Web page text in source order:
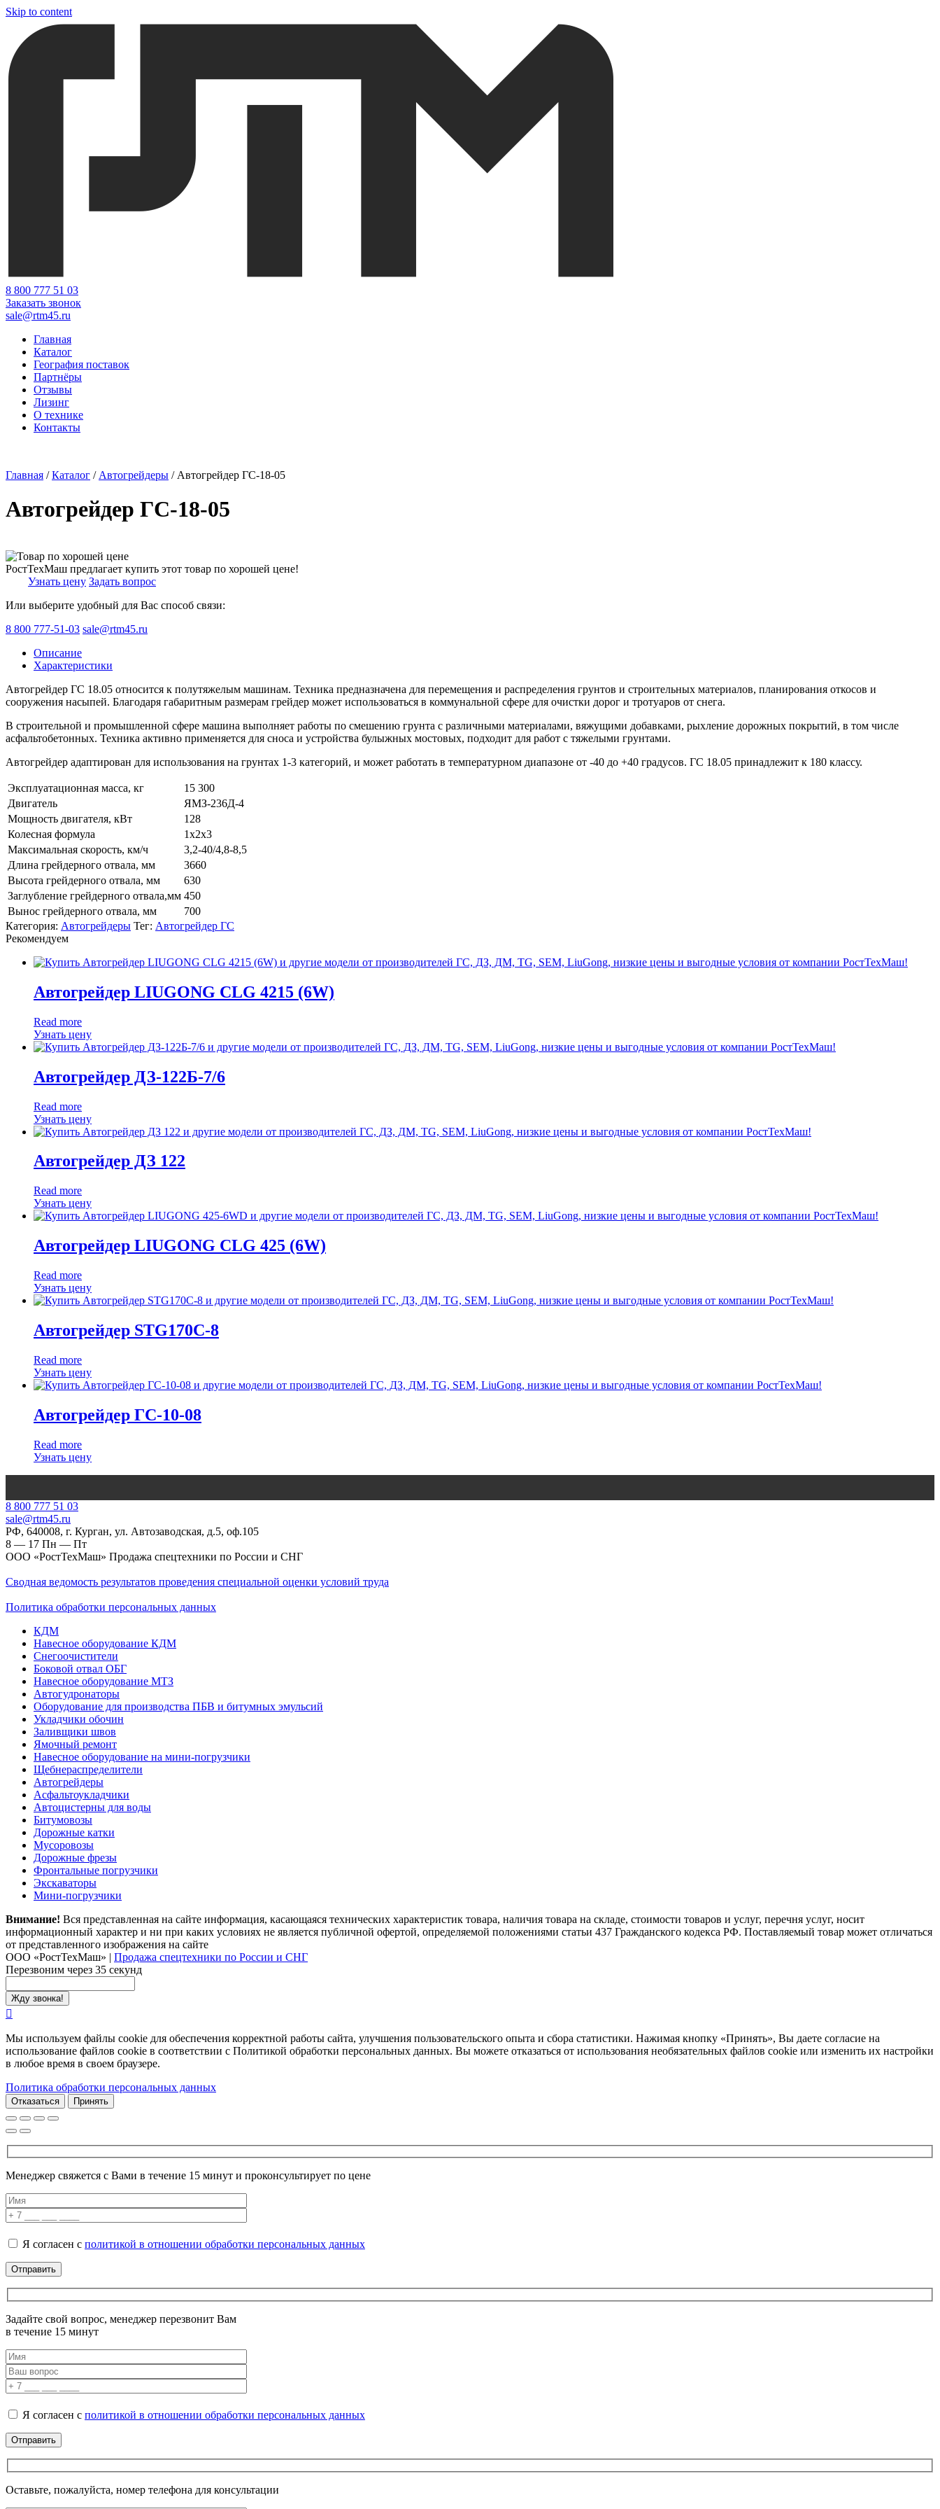
Skip to content
‎8 800 777 51 03
Заказать звонок
sale@rtm45.ru
Главная
Каталог
География поставок
Партнёры
Отзывы
Лизинг
О технике
Контакты
Главная /Каталог / Автогрейдеры / Автогрейдер ГС-18-05
Автогрейдер ГС-18-05
РостТехМаш предлагает купить этот товар по хорошей цене!
Узнать цену Задать вопрос
Или выберите удобный для Вас способ связи:
8 800 777-51-03 sale@rtm45.ru
Описание
Характеристики
Автогрейдер ГС 18.05 относится к полутяжелым машинам. Техника предназначена для перемещения и распределения грунтов и строительных материалов, планирования откосов и
сооружения насыпей. Благодаря габаритным размерам грейдер может использоваться в коммунальной сфере для очистки дорог и тротуаров от снега.
В строительной и промышленной сфере машина выполняет работы по смешению грунта с различными материалами, вяжущими добавками, рыхление дорожных покрытий, в том числе
асфальтобетонных. Техника активно применяется для сноса и устройства булыжных мостовых, подходит для работ с тяжелыми грунтами.
Автогрейдер адаптирован для использования на грунтах 1-3 категорий, и может работать в температурном диапазоне от -40 до +40 градусов. ГС 18.05 принадлежит к 180 классу.
Эксплуатационная масса, кг
15 300
Двигатель
ЯМЗ-236Д-4
Мощность двигателя, кВт
128
Колесная формула
1х2х3
Максимальная скорость, км/ч
3,2-40/4,8-8,5
Длина грейдерного отвала, мм
3660
Высота грейдерного отвала, мм
630
Заглубление грейдерного отвала,мм 450
Вынос грейдерного отвала, мм
700
Категория: Автогрейдеры Тег: Автогрейдер ГС
Рекомендуем
Автогрейдер LIUGONG CLG 4215 (6W)
Read more
Узнать цену
Автогрейдер ДЗ-122Б-7/6
Read more
Узнать цену
Автогрейдер ДЗ 122
Read more
Узнать цену
Автогрейдер LIUGONG CLG 425 (6W)
Read more
Узнать цену
Автогрейдер STG170C-8
Read more
Узнать цену
Автогрейдер ГС-10-08
Read more
Узнать цену
‎8 800 777 51 03
sale@rtm45.ru
РФ, 640008, г. Курган, ул. Автозаводская, д.5, оф.105
8 — 17 Пн — Пт
ООО «РостТехМаш» Продажа спецтехники по России и СНГ
Сводная ведомость результатов проведения специальной оценки условий труда
Политика обработки персональных данных
КДМ
Навесное оборудование КДМ
Снегоочистители
Боковой отвал ОБГ
Навесное оборудование МТЗ
Автогудронаторы
Оборудование для производства ПБВ и битумных эмульсий
Укладчики обочин
Заливщики швов
Ямочный ремонт
Навесное оборудование на мини-погрузчики
Щебнераспределители
Автогрейдеры
Асфальтоукладчики
Автоцистерны для воды
Битумовозы
Дорожные катки
Мусоровозы
Дорожные фрезы
Фронтальные погрузчики
Экскаваторы
Мини-погрузчики
Внимание! Вся представленная на сайте информация, касающаяся технических характеристик товара, наличия товара на складе, стоимости товаров и услуг, перечня услуг, носит
информационный характер и ни при каких условиях не является публичной офертой, определяемой положениями статьи 437 Гражданского кодекса РФ. Поставляемый товар может отличаться
от представленного изображения на сайте
ООО «РостТехМаш» | Продажа спецтехники по России и СНГ
Перезвоним через 35 секунд
Мы используем файлы cookie для обеспечения корректной работы сайта, улучшения пользовательского опыта и сбора статистики. Нажимая кнопку «Принять», Вы даете согласие на
использование файлов cookie в соответствии с Политикой обработки персональных данных. Вы можете отказаться от использования необязательных файлов cookie или изменить их настройки
в любое время в своем браузере.
Политика обработки персональных данных
Отказаться Принять
Менеджер свяжется с Вами в течение 15 минут и проконсультирует по цене
Я согласен с политикой в отношении обработки персональных данных
Задайте свой вопрос, менеджер перезвонит Вам
в течение 15 минут
Я согласен с политикой в отношении обработки персональных данных
Оставьте, пожалуйста, номер телефона для консультации